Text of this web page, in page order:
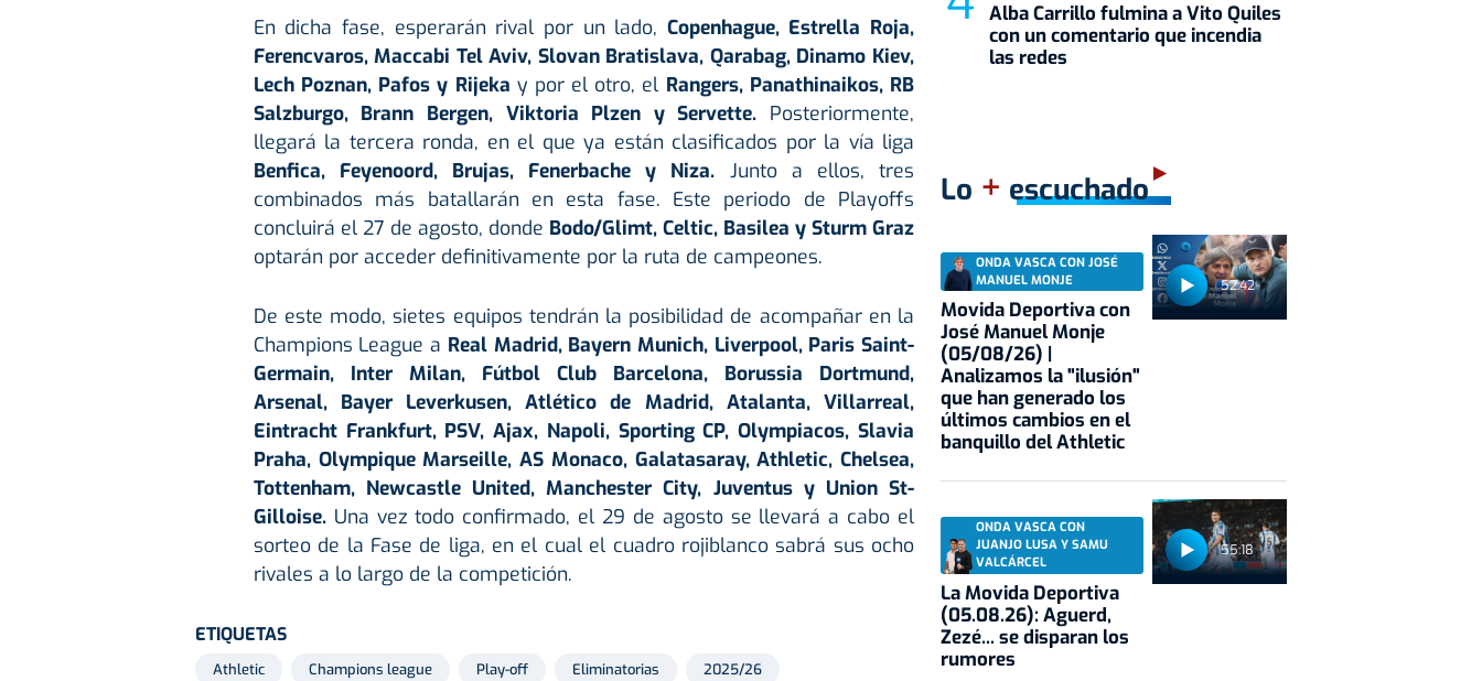
En dicha fase, esperarán rival por un lado, Copenhague, Estrella Roja,
Ferencvaros, Maccabi Tel Aviv, Slovan Bratislava, Qarabag, Dinamo Kiev,
Lech Poznan, Pafos y Rijeka y por el otro, el Rangers, Panathinaikos, RB
Salzburgo, Brann Bergen, Viktoria Plzen y Servette. Posteriormente,
llegará la tercera ronda, en el que ya están clasificados por la vía liga
Benfica, Feyenoord, Brujas, Fenerbache y Niza. Junto a ellos, tres
combinados más batallarán en esta fase. Este periodo de Playoffs
concluirá el 27 de agosto, donde Bodo/Glimt, Celtic, Basilea y Sturm Graz
optarán por acceder definitivamente por la ruta de campeones.
De este modo, sietes equipos tendrán la posibilidad de acompañar en la
Champions League a Real Madrid, Bayern Munich, Liverpool, Paris Saint-
Germain, Inter Milan, Fútbol Club Barcelona, Borussia Dortmund,
Arsenal, Bayer Leverkusen, Atlético de Madrid, Atalanta, Villarreal,
Eintracht Frankfurt, PSV, Ajax, Napoli, Sporting CP, Olympiacos, Slavia
Praha, Olympique Marseille, AS Monaco, Galatasaray, Athletic, Chelsea,
Tottenham, Newcastle United, Manchester City, Juventus y Union St-
Gilloise. Una vez todo confirmado, el 29 de agosto se llevará a cabo el
sorteo de la Fase de liga, en el cual el cuadro rojiblanco sabrá sus ocho
rivales a lo largo de la competición.
ETIQUETAS
Athletic Champions league Play-off Eliminatorias 2025/26
Alba Carrillo fulmina a Vito Quiles
con un comentario que incendia
las redes
Lo + escuchado
52:42
ONDA VASCA CON JOSÉ
MANUEL MONJE
Movida Deportiva con
José Manuel Monje
(05/08/26) |
Analizamos la "ilusión"
que han generado los
últimos cambios en el
banquillo del Athletic
55:18
ONDA VASCA CON
JUANJO LUSA Y SAMU
VALCÁRCEL
La Movida Deportiva
(05.08.26): Aguerd,
Zezé... se disparan los
rumores